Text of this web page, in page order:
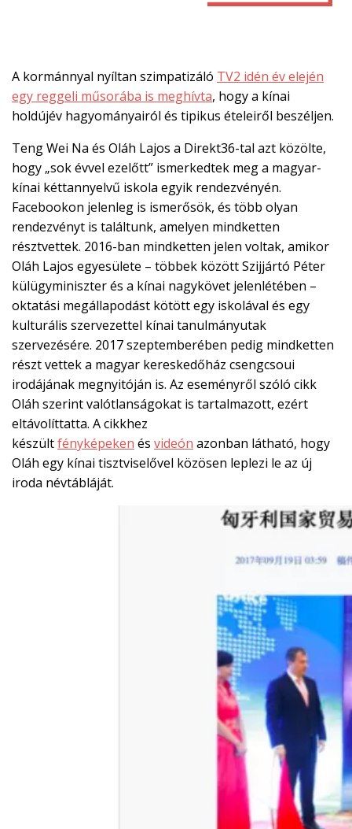
A kormánnyal nyíltan szimpatizáló TV2 idén év elején
egy reggeli műsorába is meghívta, hogy a kínai
holdújév hagyományairól és tipikus ételeiről beszéljen.
Teng Wei Na és Oláh Lajos a Direkt36-tal azt közölte,
hogy „sok évvel ezelőtt” ismerkedtek meg a magyar-
kínai kéttannyelvű iskola egyik rendezvényén.
Facebookon jelenleg is ismerősök, és több olyan
rendezvényt is találtunk, amelyen mindketten
résztvettek. 2016-ban mindketten jelen voltak, amikor
Oláh Lajos egyesülete – többek között Szijjártó Péter
külügyminiszter és a kínai nagykövet jelenlétében –
oktatási megállapodást kötött egy iskolával és egy
kulturális szervezettel kínai tanulmányutak
szervezésére. 2017 szeptemberében pedig mindketten
részt vettek a magyar kereskedőház csengcsoui
irodájának megnyitóján is. Az eseményről szóló cikk
Oláh szerint valótlanságokat is tartalmazott, ezért
eltávolíttatta. A cikkhez
készültfényképeken és videón azonban látható, hogy
Oláh egy kínai tisztviselővel közösen leplezi le az új
iroda névtábláját.